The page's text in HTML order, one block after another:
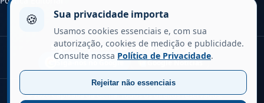
Siga o Capixaba da Gema no Google
Siga-nos no Google Google Notícias
© 2026 Capixaba da Gema. Todos os direitos reservados.
🍪 Sua privacidade importa
Usamos cookies essenciais e, com sua
autorização, cookies de medição e publicidade.
Consulte nossa Política de Privacidade.
Rejeitar não essenciais